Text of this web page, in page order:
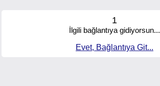
1
İlgili bağlantıya gidiyorsun...
Evet, Bağlantıya Git...